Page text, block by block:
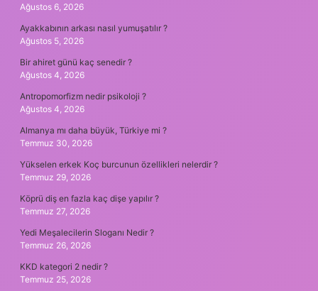
Ağustos 6, 2026
Ayakkabının arkası nasıl yumuşatılır ?
Ağustos 5, 2026
Bir ahiret günü kaç senedir ?
Ağustos 4, 2026
Antropomorfizm nedir psikoloji ?
Ağustos 4, 2026
Almanya mı daha büyük, Türkiye mi ?
Temmuz 30, 2026
Yükselen erkek Koç burcunun özellikleri nelerdir ?
Temmuz 29, 2026
Köprü diş en fazla kaç dişe yapılır ?
Temmuz 27, 2026
Yedi Meşalecilerin Sloganı Nedir ?
Temmuz 26, 2026
KKD kategori 2 nedir ?
Temmuz 25, 2026